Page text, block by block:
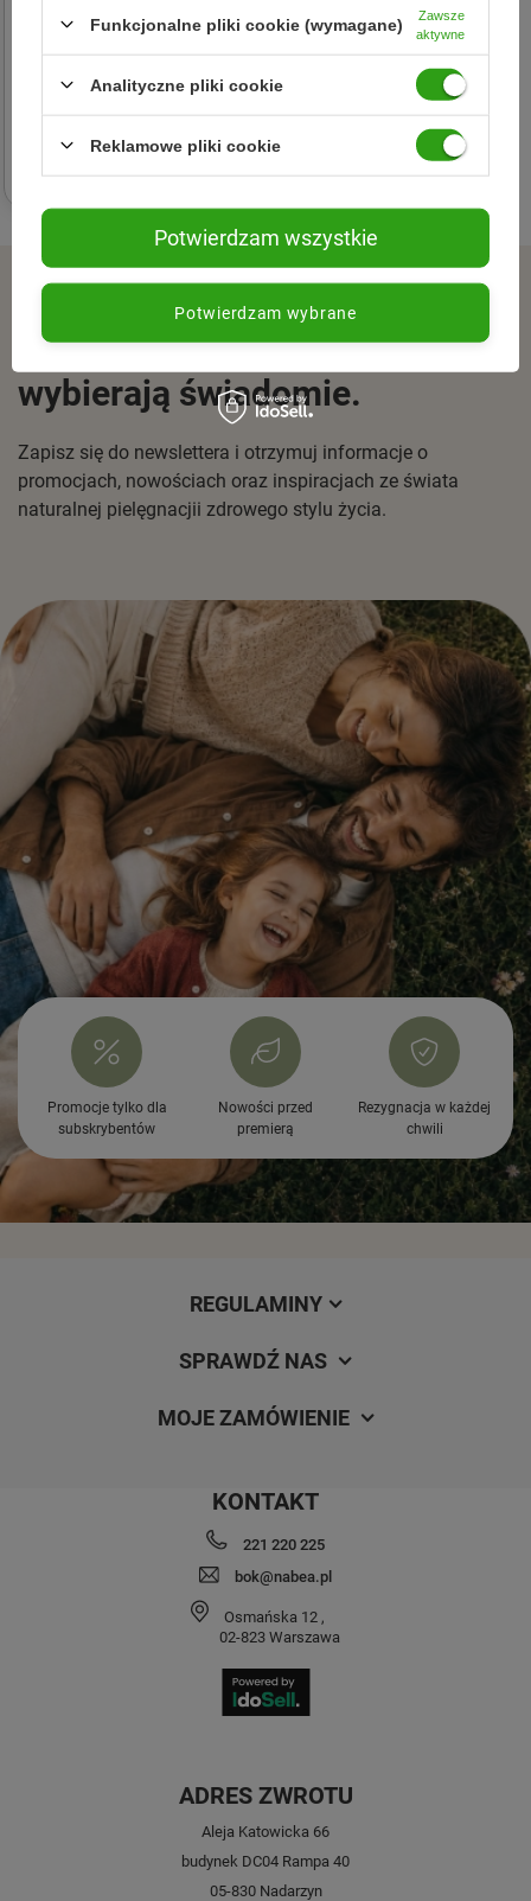
Oilatum
Żel do mycia głowy i ciała
dla dzieci 400 ml
ZAPISZ SIĘ DO NEWSLETTERA
Dołącz do tych, którzy
wybierają świadomie.
Zapisz się do newslettera i otrzymuj informacje o
promocjach, nowościach oraz inspiracjach ze świata
naturalnej pielęgnacjii zdrowego stylu życia.
Promocje tylko dla
subskrybentów
Nowości przed
premierą
Rezygnacja w każdej
chwili
REGULAMINY
SPRAWDŹ NAS
MOJE ZAMÓWIENIE
KONTAKT
221 220 225
bok@nabea.pl
Osmańska 12 ,
02-823 Warszawa
ADRES ZWROTU
Aleja Katowicka 66
budynek DC04 Rampa 40
05-830 Nadarzyn
Funkcjonalne pliki cookie (wymagane)
Zawsze
aktywne
Analityczne pliki cookie
Reklamowe pliki cookie
Potwierdzam wybrane
Potwierdzam wszystkie